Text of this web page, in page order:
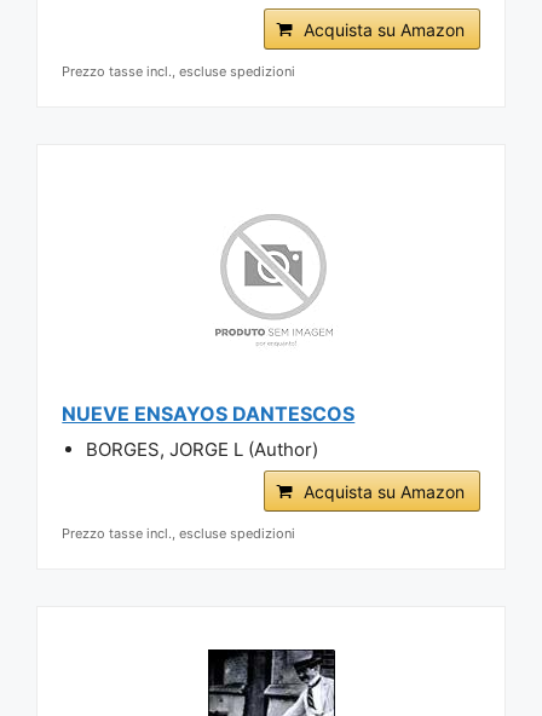
Acquista su Amazon
Prezzo tasse incl., escluse spedizioni
NUEVE ENSAYOS DANTESCOS
BORGES, JORGE L (Author)
Acquista su Amazon
Prezzo tasse incl., escluse spedizioni